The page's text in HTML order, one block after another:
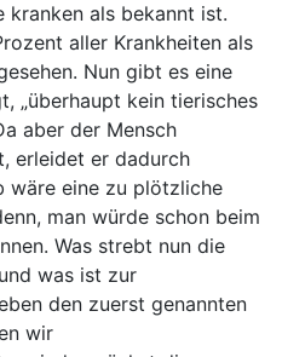
kranken als bekannt ist.
aller Krankheiten als
Nun gibt es eine
„überhaupt kein tierisches
aber der Mensch
erleidet er dadurch
wäre eine zu plötzliche
man würde schon beim
Was strebt nun die
was ist zur
den zuerst genannten
wir